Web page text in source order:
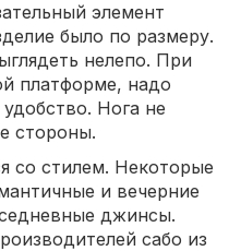
элемент
было по размеру.
нелепо. При
платформе, надо
Нога не
стороны.
со стилем. Некоторые
и вечерние
джинсы.
сабо из